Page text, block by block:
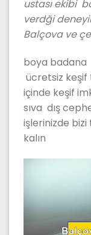
ustası ekibi
verdği
Balçova ve
boya badana
ücretsiz keşif
içinde keşif
sıva dış
işlerinizde
kalın